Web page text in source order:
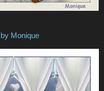
by Inge-Lore